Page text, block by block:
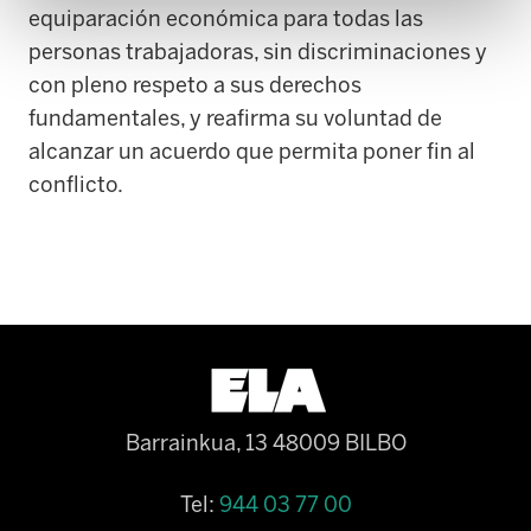
equiparación económica para todas las
personas trabajadoras, sin discriminaciones y
con pleno respeto a sus derechos
fundamentales, y reafirma su voluntad de
alcanzar un acuerdo que permita poner fin al
conflicto.
Barrainkua, 13 48009 BILBO
Tel: 944 03 77 00